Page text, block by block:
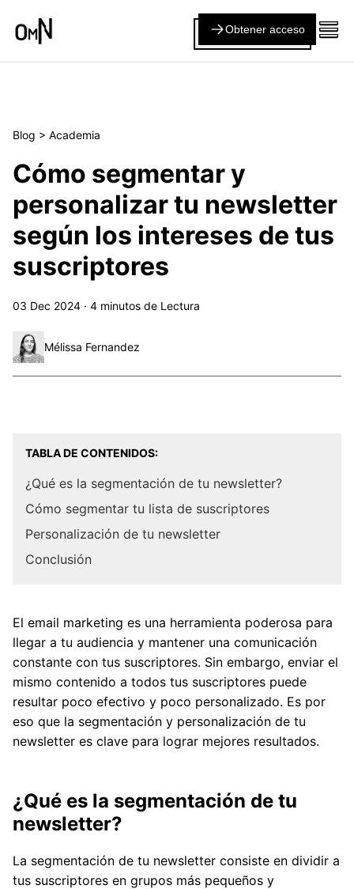
Obtener acceso
Blog > Academia
Cómo segmentar y
personalizar tu newsletter
según los intereses de tus
suscriptores
03 Dec 2024 · 4 minutos de Lectura
Mélissa Fernandez
TABLA DE CONTENIDOS:
¿Qué es la segmentación de tu newsletter?
Cómo segmentar tu lista de suscriptores
Personalización de tu newsletter
Conclusión
El email marketing es una herramienta poderosa para
llegar a tu audiencia y mantener una comunicación
constante con tus suscriptores. Sin embargo, enviar el
mismo contenido a todos tus suscriptores puede
resultar poco efectivo y poco personalizado. Es por
eso que la segmentación y personalización de tu
newsletter es clave para lograr mejores resultados.
¿Qué es la segmentación de tu
newsletter?
La segmentación de tu newsletter consiste en dividir a
tus suscriptores en grupos más pequeños y